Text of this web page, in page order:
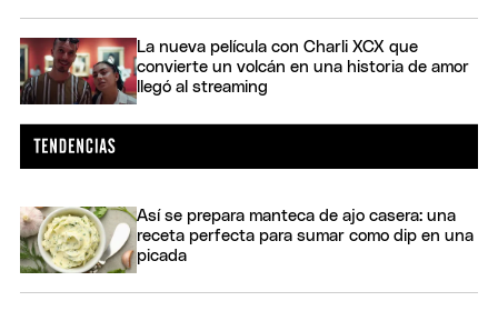
La nueva película con Charli XCX que
convierte un volcán en una historia de amor
llegó al streaming
Así se prepara manteca de ajo casera: una
receta perfecta para sumar como dip en una
picada